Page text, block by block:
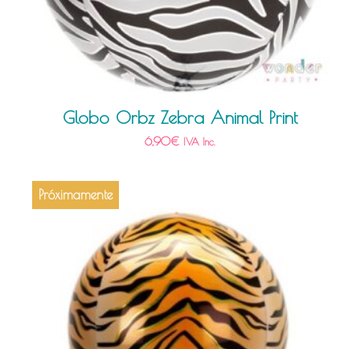
Globo Orbz Zebra Animal Print
6,90€ IVA Inc.
Próximamente